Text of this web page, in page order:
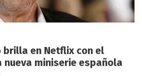
brilla en Netflix con el
nueva miniserie española